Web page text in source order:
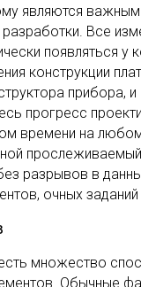
являются
Все
появляться у
конструкции
прибора, и
прогресс
времени на
разрывов в
очных заданий
множество
Обычные